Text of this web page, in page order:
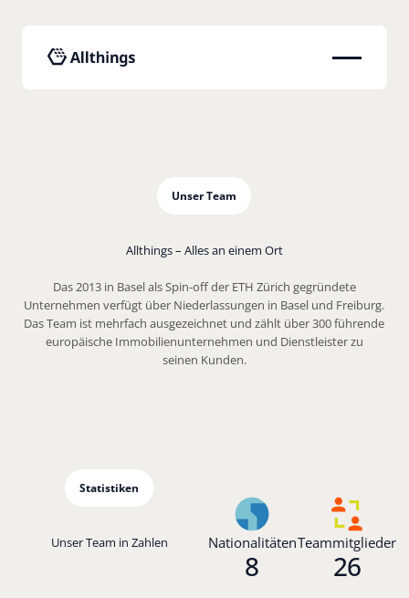
Unser Team
Allthings – Alles an einem Ort
Das 2013 in Basel als Spin-off der ETH Zürich gegründete
Unternehmen verfügt über Niederlassungen in Basel und Freiburg.
Das Team ist mehrfach ausgezeichnet und zählt über 300 führende
europäische Immobilienunternehmen und Dienstleister zu
seinen Kunden.
Statistiken
Unser Team in Zahlen Nationalitäten
8
Teammitglieder
26